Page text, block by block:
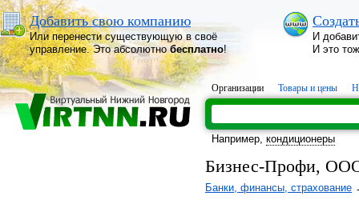
Добавить свою компанию
Или перенести существующую в своё
управление. Это абсолютнобесплатно!
И
И это
Организации Товары и цены
Например, кондиционеры
Бизнес-Профи,
Банки, финансы, страхование